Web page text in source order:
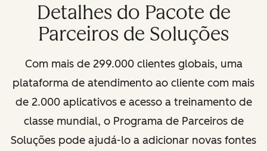
Detalhes do Pacote de
Parceiros de Soluções
Com mais de 299.000 clientes globais, uma
plataforma de atendimento ao cliente com mais
de 2.000 aplicativos e acesso a treinamento de
classe mundial, o Programa de Parceiros de
Soluções pode ajudá-lo a adicionar novas fontes